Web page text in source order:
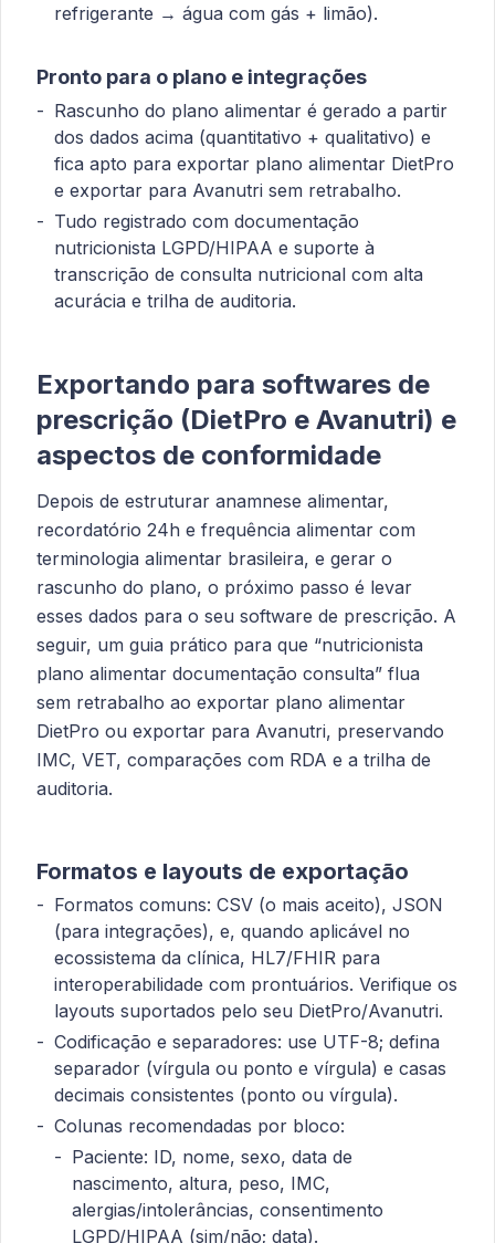
refrigerante → água com gás + limão).
Pronto para o plano e integrações
Rascunho do plano alimentar é gerado a partir
dos dados acima (quantitativo + qualitativo) e
fica apto para exportar plano alimentar DietPro
e exportar para Avanutri sem retrabalho.
Tudo registrado com documentação
nutricionista LGPD/HIPAA e suporte à
transcrição de consulta nutricional com alta
acurácia e trilha de auditoria.
Exportando para softwares de
prescrição (DietPro e Avanutri) e
aspectos de conformidade
Depois de estruturar anamnese alimentar,
recordatório 24h e frequência alimentar com
terminologia alimentar brasileira, e gerar o
rascunho do plano, o próximo passo é levar
esses dados para o seu software de prescrição. A
seguir, um guia prático para que “nutricionista
plano alimentar documentação consulta” flua
sem retrabalho ao exportar plano alimentar
DietPro ou exportar para Avanutri, preservando
IMC, VET, comparações com RDA e a trilha de
auditoria.
Formatos e layouts de exportação
Formatos comuns: CSV (o mais aceito), JSON
(para integrações), e, quando aplicável no
ecossistema da clínica, HL7/FHIR para
interoperabilidade com prontuários. Verifique os
layouts suportados pelo seu DietPro/Avanutri.
Codificação e separadores: use UTF-8; defina
separador (vírgula ou ponto e vírgula) e casas
decimais consistentes (ponto ou vírgula).
Colunas recomendadas por bloco:
Paciente: ID, nome, sexo, data de
nascimento, altura, peso, IMC,
alergias/intolerâncias, consentimento
LGPD/HIPAA (sim/não; data).